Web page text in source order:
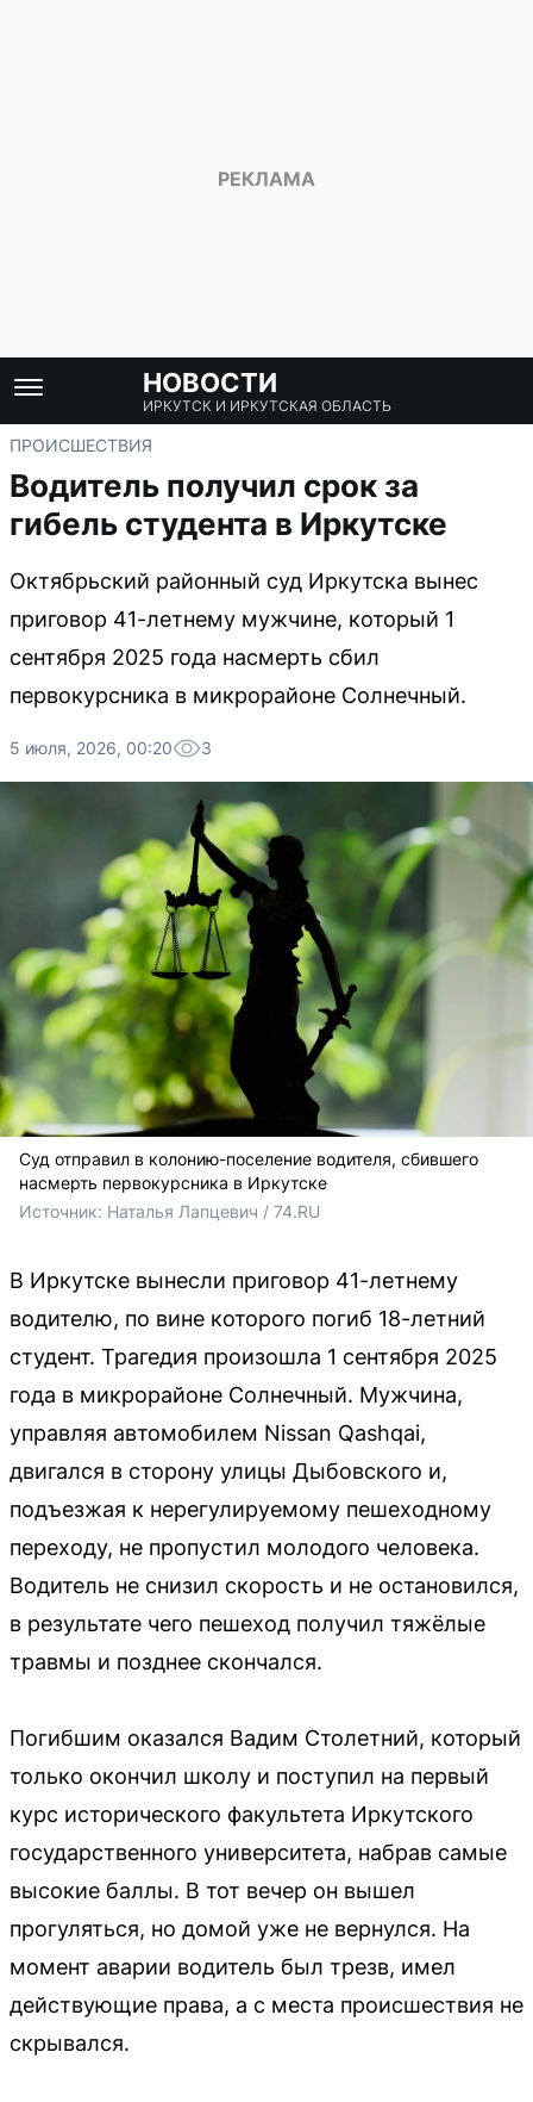
НОВОСТИ
ИРКУТСК И ИРКУТСКАЯ ОБЛАСТЬ
ПРОИСШЕСТВИЯ
Водитель получил срок за
гибель студента в Иркутске
Октябрьский районный суд Иркутска вынес
приговор 41-летнему мужчине, который 1
сентября 2025 года насмерть сбил
первокурсника в микрорайоне Солнечный.
5 июля, 2026, 00:20 3
Суд отправил в колонию-поселение водителя, сбившего
насмерть первокурсника в Иркутске
Источник: Наталья Лапцевич / 74.RU
В Иркутске вынесли приговор 41-летнему
водителю, по вине которого погиб 18-летний
студент. Трагедия произошла 1 сентября 2025
года в микрорайоне Солнечный. Мужчина,
управляя автомобилем Nissan Qashqai,
двигался в сторону улицы Дыбовского и,
подъезжая к нерегулируемому пешеходному
переходу, не пропустил молодого человека.
Водитель не снизил скорость и не остановился,
в результате чего пешеход получил тяжёлые
травмы и позднее скончался.
Погибшим оказался Вадим Столетний, который
только окончил школу и поступил на первый
курс исторического факультета Иркутского
государственного университета, набрав самые
высокие баллы. В тот вечер он вышел
прогуляться, но домой уже не вернулся. На
момент аварии водитель был трезв, имел
действующие права, а с места происшествия не
скрывался.